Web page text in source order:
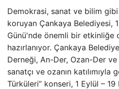
Demokrasi, sanat ve bilim
koruyan Çankaya Belediyesi,
Günü'nde önemli bir etkinliğe
hazırlanıyor. Çankaya
Derneği, An-Der, Ozan-Der
sanatçı ve ozanın katılımıyla
Türküleri” konseri, 1 Eylül –